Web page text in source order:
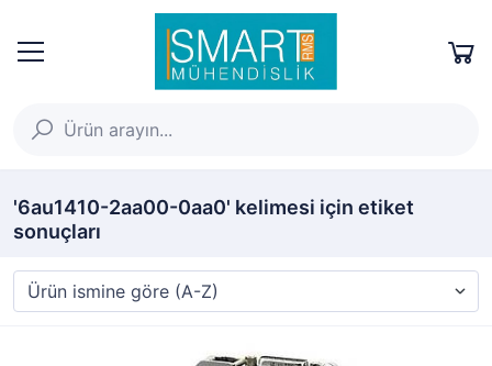
'6au1410-2aa00-0aa0' kelimesi için etiket
sonuçları